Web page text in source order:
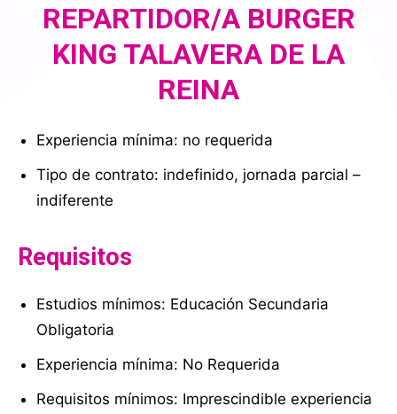
REPARTIDOR/A BURGER
KING TALAVERA DE LA
REINA
Experiencia mínima: no requerida
Tipo de contrato: indefinido, jornada parcial –
indiferente
Requisitos
Estudios mínimos: Educación Secundaria
Obligatoria
Experiencia mínima: No Requerida
Requisitos mínimos: Imprescindible experiencia